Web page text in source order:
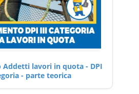
Addetti lavori in quota - DPI
- parte teorica